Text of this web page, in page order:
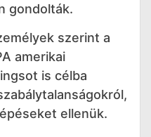
gondolták.
szerint a
amerikai
is célba
ellenük.